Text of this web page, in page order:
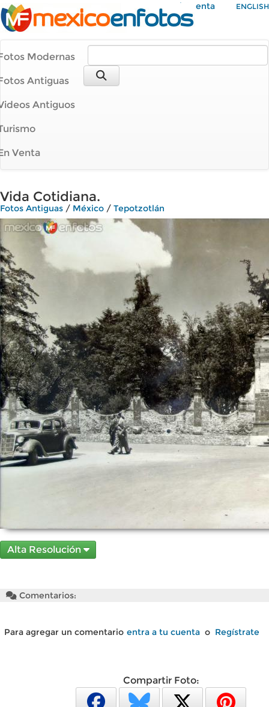
Mi Cuenta ENGLISH
Modernas
Antiguas
Antiguos
Venta
Vida Cotidiana.
Fotos Antiguas / México / Tepotzotlán
Alta Resolución
Comentarios:
Para agregar un comentario entra a tu cuenta o Regístrate
Compartir Foto: